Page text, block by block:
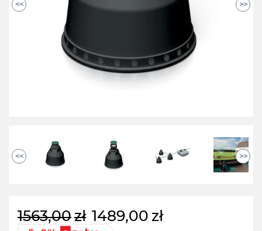
<< >>
<< >>
1563,00 zł 1489,00 zł